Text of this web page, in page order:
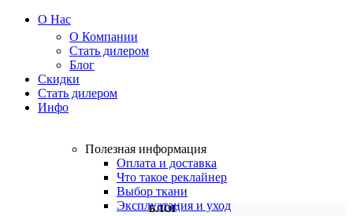
О Нас
О Компании
Стать дилером
Блог
Скидки
Стать дилером
Инфо
Полезная информация
Оплата и доставка
Что такое реклайнер
Выбор ткани
Эксплуатация и уход
БЛОГ